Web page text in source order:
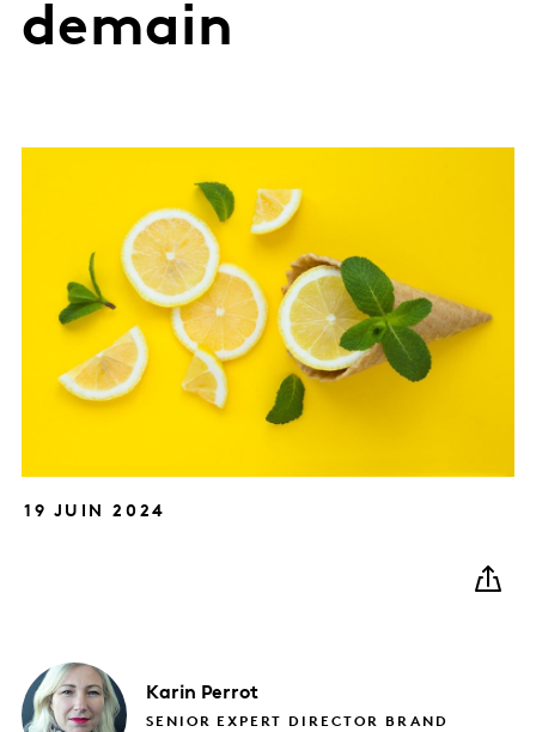
demain
19 JUIN 2024
Karin Perrot
SENIOR EXPERT DIRECTOR BRAND